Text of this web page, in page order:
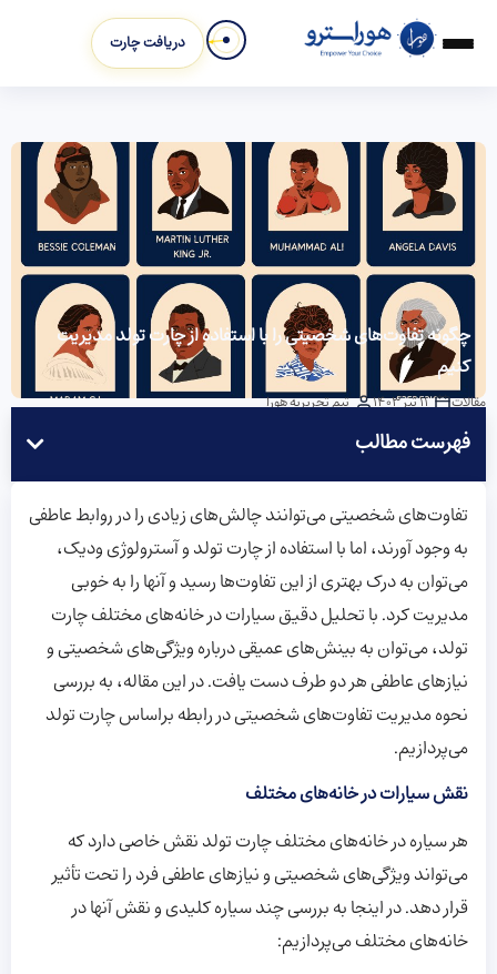
دریافت چارت
چگونه تفاوت‌های شخصیتی را با استفاده از چارت تولد مدیریت
کنیم
مقالات 11 تیر 1403 تیم تحریریه هورا
فهرست مطالب
تفاوت‌های شخصیتی می‌توانند چالش‌های زیادی را در روابط عاطفی
به وجود آورند، اما با استفاده از چارت تولد و آسترولوژی ودیک،
می‌توان به درک بهتری از این تفاوت‌ها رسید و آنها را به خوبی
مدیریت کرد. با تحلیل دقیق سیارات در خانه‌های مختلف چارت
تولد، می‌توان به بینش‌های عمیقی درباره ویژگی‌های شخصیتی و
نیازهای عاطفی هر دو طرف دست یافت. در این مقاله، به بررسی
نحوه مدیریت تفاوت‌های شخصیتی در رابطه براساس چارت تولد
می‌پردازیم.
نقش سیارات در خانه‌های مختلف
هر سیاره در خانه‌های مختلف چارت تولد نقش خاصی دارد که
می‌تواند ویژگی‌های شخصیتی و نیازهای عاطفی فرد را تحت تأثیر
قرار دهد. در اینجا به بررسی چند سیاره کلیدی و نقش آنها در
خانه‌های مختلف می‌پردازیم: